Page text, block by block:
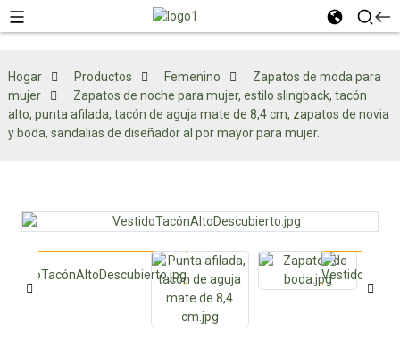
Hogar Productos Femenino
Zapatos de moda para
mujer
Zapatos de noche para mujer, estilo slingback, tacón
alto, punta afilada, tacón de aguja mate de 8,4 cm, zapatos de novia
y boda, sandalias de diseñador al por mayor para mujer.